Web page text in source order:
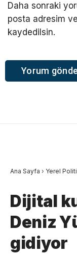
Daha sonraki
posta adresim
kaydedilsin.
Ana Sayfa › Yerel
Dijital
Deniz
gidiyor